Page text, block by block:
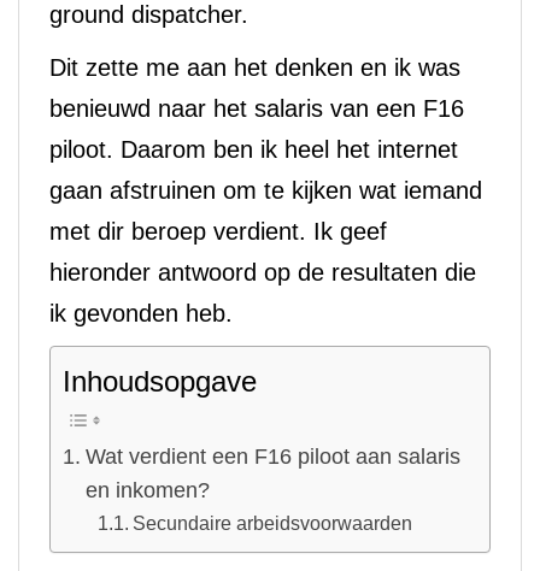
ground dispatcher.
Dit zette me aan het denken en ik was
benieuwd naar het salaris van een F16
piloot. Daarom ben ik heel het internet
gaan afstruinen om te kijken wat iemand
met dir beroep verdient. Ik geef
hieronder antwoord op de resultaten die
ik gevonden heb.
Inhoudsopgave
Wat verdient een F16 piloot aan salaris
en inkomen?
Secundaire arbeidsvoorwaarden